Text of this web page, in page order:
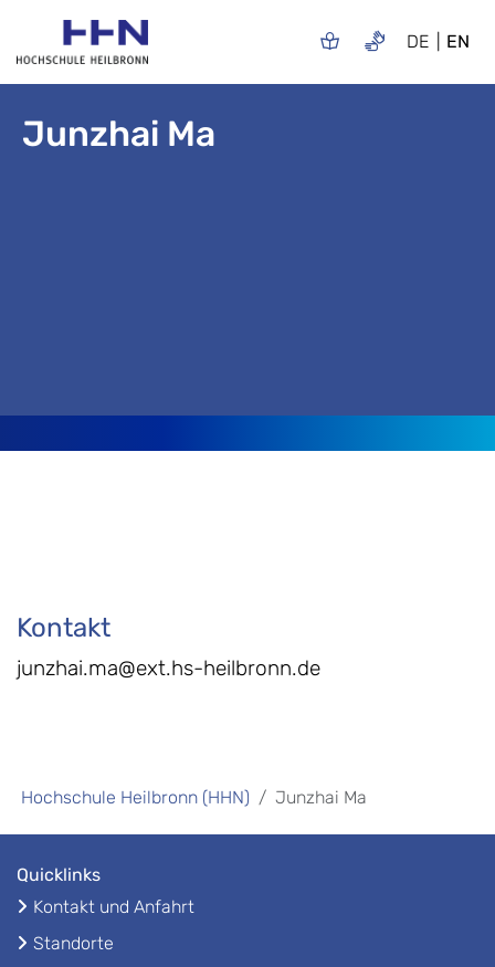
DE EN
Junzhai Ma
Kontakt
junzhai.ma@ext.hs-heilbronn.de
Hochschule Heilbronn (HHN) Junzhai Ma
Quicklinks
Kontakt und Anfahrt
Standorte